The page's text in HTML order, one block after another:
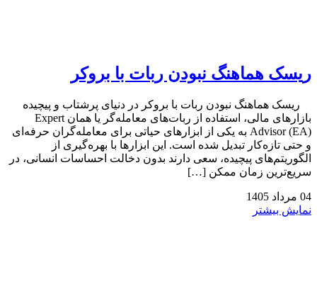
ریسک هماهنگ نبودن ربات با بروکر
ریسک هماهنگ نبودن ربات با بروکر در دنیای پرشتاب و پیچیده
بازارهای مالی، استفاده از ربات‌های معامله‌گر یا همان Expert
Advisor (EA) به یکی از ابزارهای حیاتی برای معامله‌گران حرفه‌ای
و حتی تازه‌کار تبدیل شده است. این ابزارها با بهره‌گیری از
الگوریتم‌های پیچیده، سعی دارند بدون دخالت احساسات انسانی، در
سریع‌ترین زمان ممکن […]
04 مرداد 1405
نمایش بیشتر